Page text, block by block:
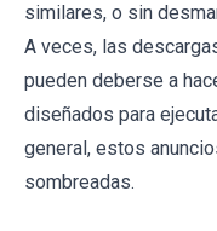
similares, o sin
A veces, las
pueden deberse a
diseñados para
general, estos
sombreadas.